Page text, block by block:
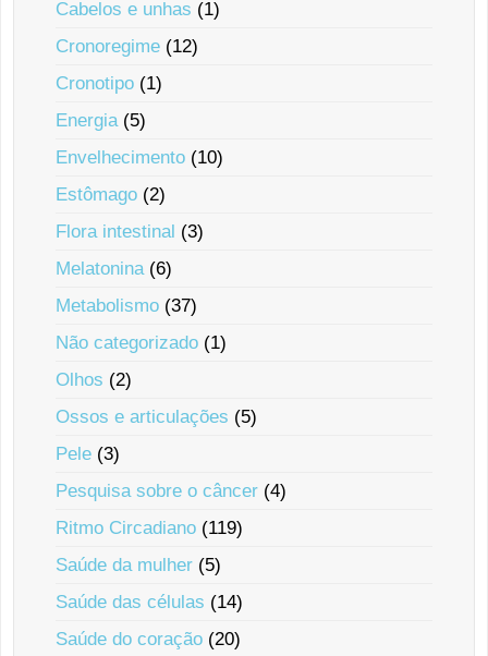
Cabelos e unhas (1)
Cronoregime (12)
Cronotipo (1)
Energia(5)
Envelhecimento (10)
Estômago (2)
Flora intestinal (3)
Melatonina(6)
Metabolismo (37)
Não categorizado (1)
Olhos (2)
Ossos e articulações (5)
Pele (3)
Pesquisa sobre o câncer (4)
Ritmo Circadiano (119)
Saúde da mulher (5)
Saúde das células (14)
Saúde do coração (20)